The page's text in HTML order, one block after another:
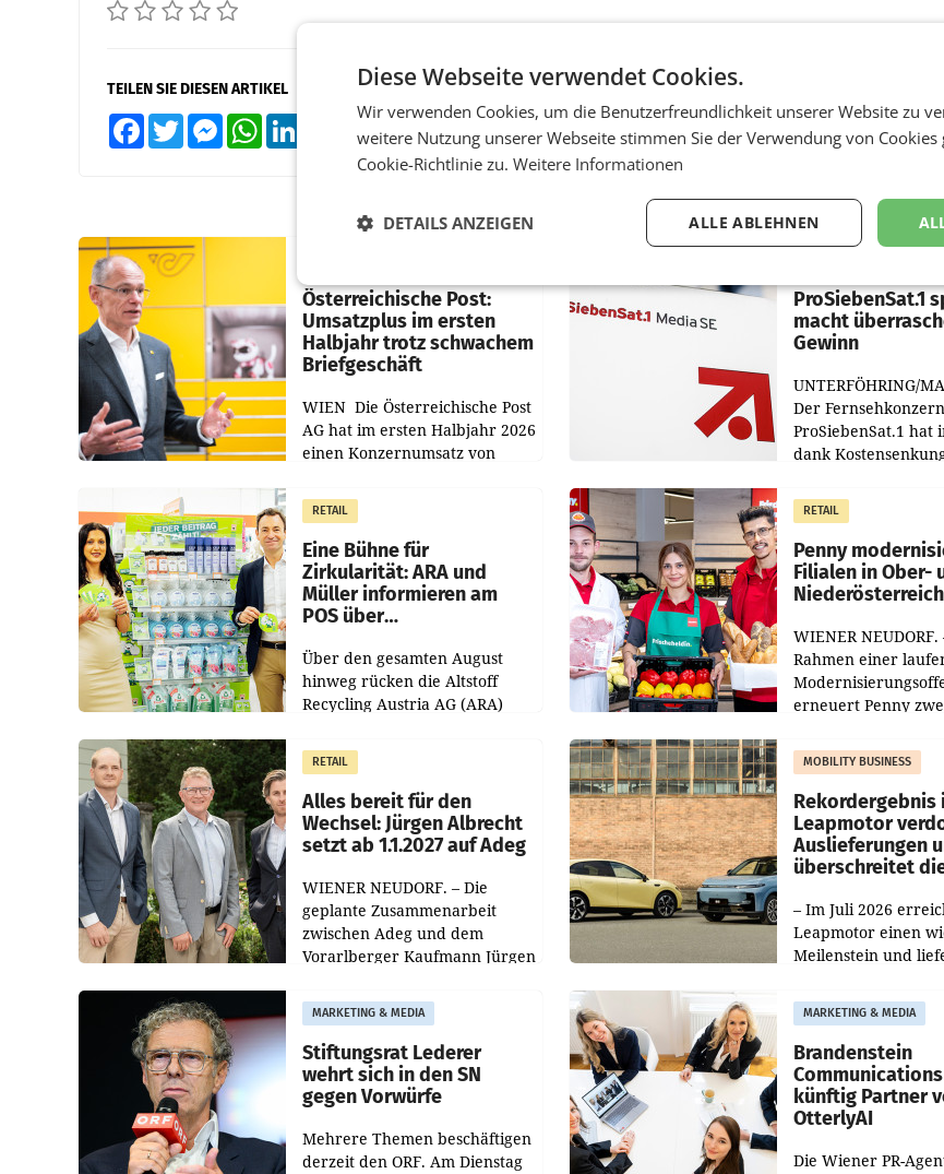
TEILEN SIE DIESEN ARTIKEL
FacebookTwitter MessengerWhatsApp XING Teilen
Österreichische Post:
Umsatzplus im ersten
Halbjahr trotz schwachem
Briefgeschäft
WIEN Die Österreichische Post
AG hat im ersten Halbjahr 2026
einen Konzernumsatz von
erwirtschaftet, was einem Plus
von 3,8 Prozent gegenüber
dem Vergleichszeitraum
ProSiebenSat.1
macht
Gewinn
UNTERFÖHRING/
Der Fernsehkonzern
ProSiebenSat.1 hat
dank
gemacht und die
Markterwartung
übertroffen.
RETAIL
Eine Bühne für
Zirkularität: ARA und
Müller informieren am
POS über
Über den gesamten August
hinweg rücken die Altstoff
Recycling Austria AG (ARA)
Müller die Initiative „Kreislauf-
Helden“ in allen
österreichischen Müller-Filialen
RETAIL
Penny
Filialen in Ober-
Niederösterreich
WIENER
Rahmen einer
erneuert Penny
Die beiden
Haag sowie im rund
RETAIL
Alles bereit für den
Wechsel: Jürgen Albrecht
setzt ab 1.1.2027 auf Adeg
WIENER NEUDORF. – Die
geplante Zusammenarbeit
zwischen Adeg und dem
Vorarlberger Kaufmann Jürgen
freigegeben: Die
Bundeswettbewerbsbehörde
und der Bundeskartellanwalt
MOBILITY BUSINESS
Rekordergebnis
Leapmotor
Auslieferungen
überschreitet
– Im Juli 2026
Leapmotor einen
Meilenstein und
aus, womit sich das
gegenüber Juli 2025
verdoppelte (+102
MARKETING & MEDIA
Stiftungsrat Lederer
wehrt sich in den SN
gegen Vorwürfe
Mehrere Themen beschäftigen
derzeit den ORF. Am Dienstag
MARKETING & MEDIA
Brandenstein
künftig Partner
OtterlyAI
Die Wiener PR-
Diese Webseite verwendet Cookies.
Wir verwenden Cookies, um die Benutzerfreundlichkeit unserer Website zu
weitere Nutzung unserer Webseite stimmen Sie der Verwendung von Cookies
Cookie-Richtlinie zu. Weitere Informationen
ALLE ABLEHNEN
DETAILS ANZEIGEN